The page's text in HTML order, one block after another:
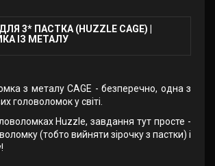
3* ПАСТКА (HUZZLE CAGE) |
ІЗ МЕТАЛУ
з металу CAGE - безперечно, одна з
головоломок у світі.
Huzzle, завдання тут просте -
(тобто вийняти зірочку з пастки) і